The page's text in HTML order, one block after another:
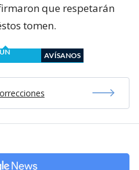
que respetarán
tomen.
AVÍSANOS